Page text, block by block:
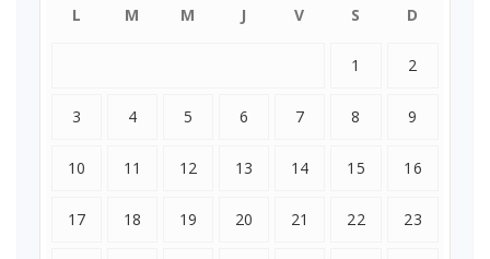
L M M J V S D
1 2
3 4 5 6 7 8 9
10 11 12 13 14 15 16
17 18 19 20 21 22 23